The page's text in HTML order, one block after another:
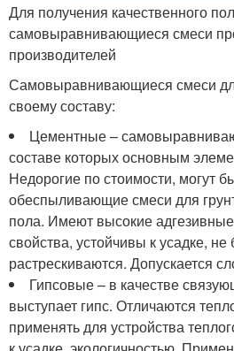
Для получения качественного
самовыравнивающиеся смеси
производителей
Самовыравнивающиеся смеси
своему составу:
Цементные –
составе которых основным
Недорогие по стоимости, могут
обеспыливающие смеси для
пола. Имеют высокие
свойства, устойчивы к усадке, не
растрескиваются. Допускается
Гипсовые – в качестве
выступает гипс. Отличаются
применять для устройства